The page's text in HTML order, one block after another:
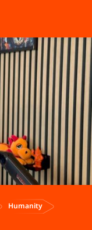
Humanity